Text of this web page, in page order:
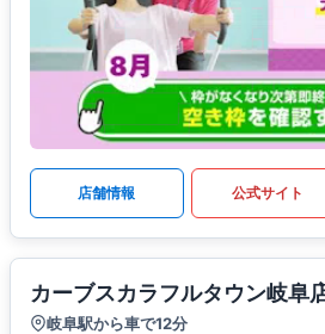
店舗情報 公式サイト
カーブスカラフルタウン岐阜
岐阜駅から車で12分